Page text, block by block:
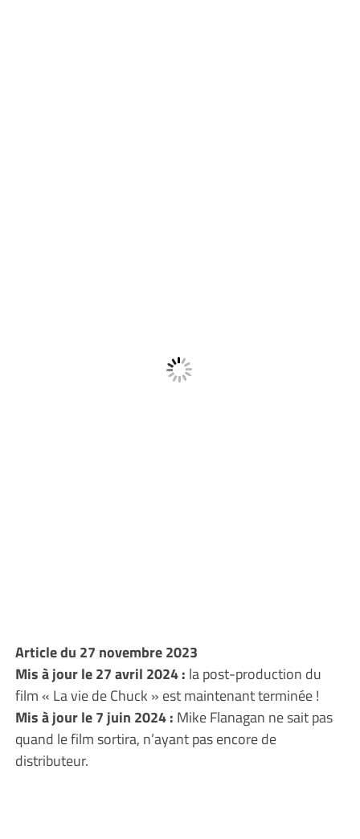
Article du 27 novembre 2023
Mis à jour le 27 avril 2024 : la post-production du
film « La vie de Chuck » est maintenant terminée !
Mis à jour le 7 juin 2024 : Mike Flanagan ne sait pas
quand le film sortira, n’ayant pas encore de
distributeur.